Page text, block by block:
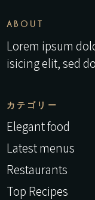
ABOUT
Lorem ipsum
isicing elit, sed
カテゴリー
Elegant food
Latest menus
Restaurants
Top Recipes